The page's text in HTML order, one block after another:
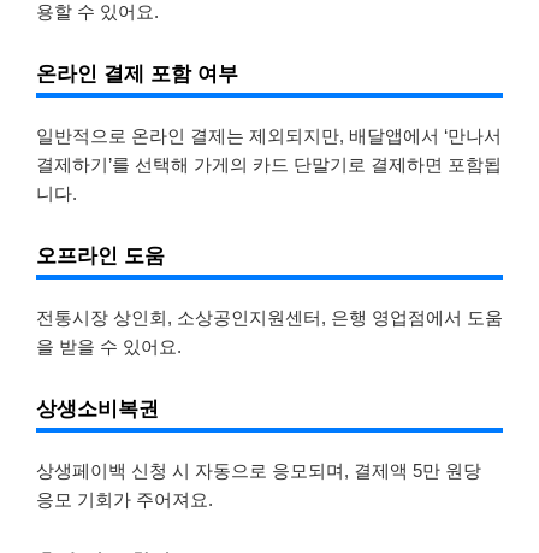
용할 수 있어요.
온라인 결제 포함 여부
일반적으로 온라인 결제는 제외되지만, 배달앱에서 ‘만나서
결제하기’를 선택해 가게의 카드 단말기로 결제하면 포함됩
니다.
오프라인 도움
전통시장 상인회, 소상공인지원센터, 은행 영업점에서 도움
을 받을 수 있어요.
상생소비복권
상생페이백 신청 시 자동으로 응모되며, 결제액 5만 원당
응모 기회가 주어져요.